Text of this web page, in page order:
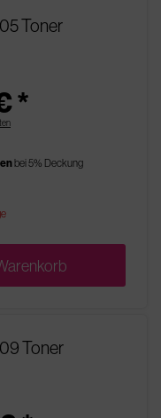
Toner
*
bei 5% Deckung
Toner